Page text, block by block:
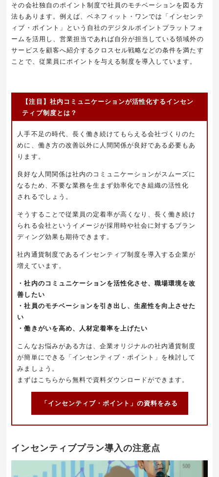
その会社独自のポイント制度で社員のモチベーションを図る方
法もあります。例えば、ベネフィット・ワンでは「インセンテ
ィブ・ポイント」という自社のデジタルポイントプラットフォ
ームを活用し、営業担当であれば自分が担当している領域外の
サービスを顧客へ紹介するクロスセル戦略などの条件を満たす
ことで、従業員にポイントを与える制度を導入しています。
【注目】社内コミュニケーションが活性化するインセン
ティブ制度とは？
人手不足の時代、長く働き続けてもらえる会社づくりのた
めに、働き方の改善以外に人間関係が良好である必要もあ
ります。
良好な人間関係は社内のコミュニケーションがスムーズに
なるため、不要な業務を生まず効率化でき組織の活性化
されるでしょう。
そうすることで従業員の定着率が高くなり、長く働き続け
られる会社というイメージが採用時や社会に対するブラン
ディング効果も期待できます。
社内通貨制度であるインセンティブ制度を導入する企業が
増えています。
・社内のコミュニケーションを活性化させ、職場環境を改
善したい
・社員のモチベーションを引き出し、生産性を向上させた
い
・働きがいを高め、人材定着率を上げたい
こんなお悩みがある方は、企業オリジナルの社内通貨制度
が簡単にできる「インセンティブ・ポイント」を検討して
みましょう。
まずはこちらから無料で資料ダウンロードができます。
「インセンティブ・ポイント」の資料をみる
インセンティブプラン導入の注意点